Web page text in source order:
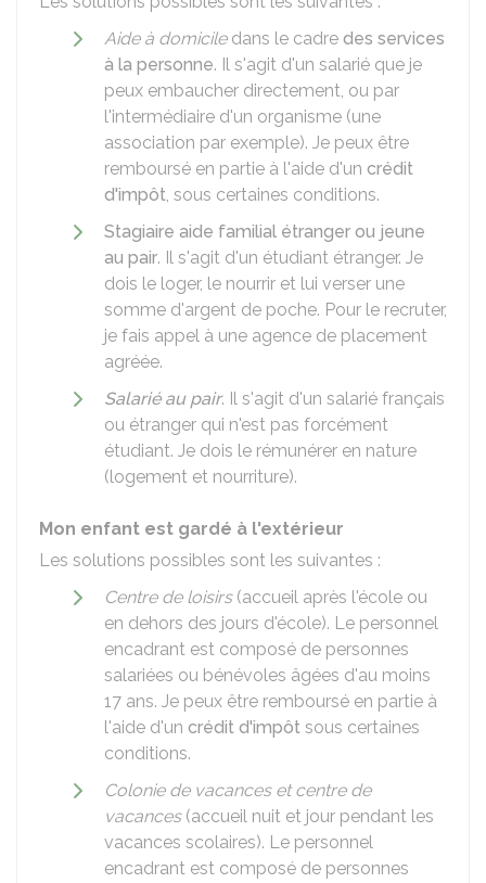
Aide à domiciledans le cadre des services
à la personne. Il s'agit d'un salarié que je
peux embaucher directement, ou par
l'intermédiaire d'un organisme (une
association par exemple). Je peux être
remboursé en partie à l'aide d'un crédit
d'impôt, sous certaines conditions.
Stagiaire aide familial étranger ou jeune
au pair. Il s'agit d'un étudiant étranger. Je
dois le loger, le nourrir et lui verser une
somme d'argent de poche. Pour le recruter,
je fais appel à une agence de placement
agréée.
Salarié au pair. Il s'agit d'un salarié français
ou étranger qui n'est pas forcément
étudiant. Je dois le rémunérer en nature
(logement et nourriture).
Mon enfant est gardé à l'extérieur
Les solutions possibles sont les suivantes :
Centre de loisirs(accueil après l'école ou
en dehors des jours d'école). Le personnel
encadrant est composé de personnes
salariées ou bénévoles âgées d'au moins
17 ans. Je peux être remboursé en partie à
l'aide d'un crédit d'impôt sous certaines
conditions.
Colonie de vacances et centre de
vacances(accueil nuit et jour pendant les
vacances scolaires). Le personnel
encadrant est composé de personnes